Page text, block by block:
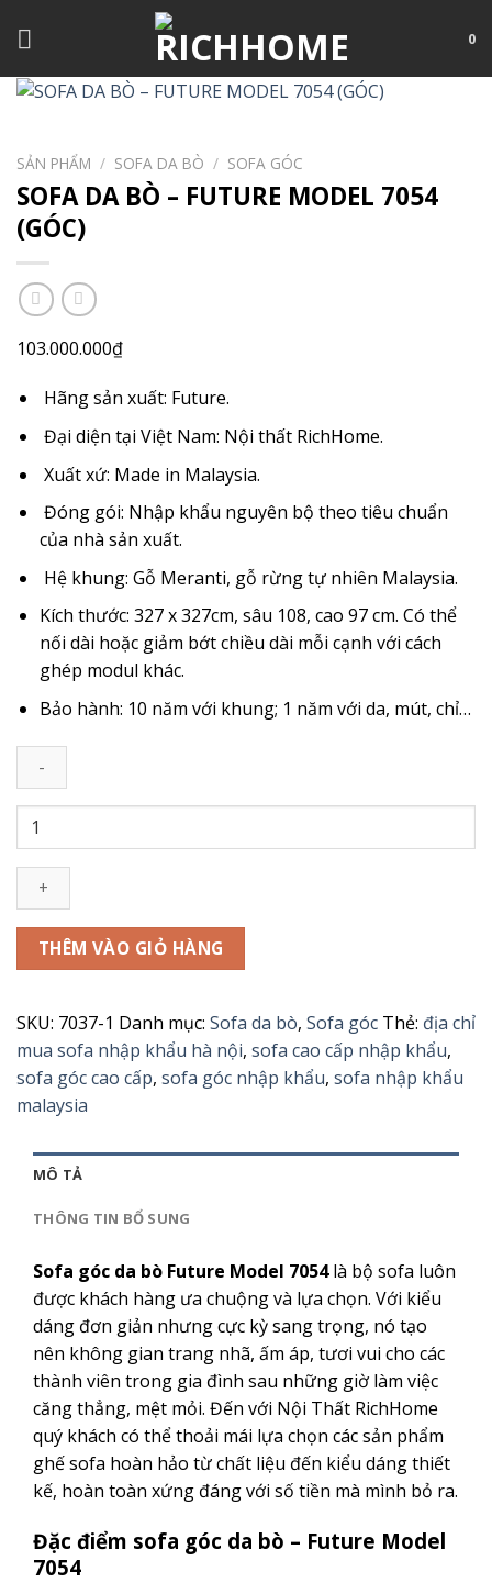
đến
dung
0
SẢN PHẨM / SOFA DA BÒ / SOFA GÓC
SOFA DA BÒ – FUTURE MODEL 7054
(GÓC)
103.000.000₫
Hãng sản xuất: Future.
Đại diện tại Việt Nam: Nội thất RichHome.
Xuất xứ: Made in Malaysia.
Đóng gói: Nhập khẩu nguyên bộ theo tiêu chuẩn
của nhà sản xuất.
Hệ khung: Gỗ Meranti, gỗ rừng tự nhiên Malaysia.
Kích thước: 327 x 327cm, sâu 108, cao 97 cm. Có thể
nối dài hoặc giảm bớt chiều dài mỗi cạnh với cách
ghép modul khác.
Bảo hành: 10 năm với khung; 1 năm với da, mút, chỉ…
SOFA
BÒ
MODEL
7054
số
lượng
THÊM VÀO GIỎ HÀNG
SKU: 7037-1 Danh mục: Sofa da bò, Sofa góc Thẻ: địa chỉ
mua sofa nhập khẩu hà nội, sofa cao cấp nhập khẩu,
sofa góc cao cấp, sofa góc nhập khẩu, sofa nhập khẩu
malaysia
MÔ TẢ
THÔNG TIN BỔ SUNG
Sofa góc da bò Future Model 7054là bộ sofa luôn
được khách hàng ưa chuộng và lựa chọn. Với kiểu
dáng đơn giản nhưng cực kỳ sang trọng, nó tạo
nên không gian trang nhã, ấm áp, tươi vui cho các
thành viên trong gia đình sau những giờ làm việc
căng thẳng, mệt mỏi. Đến với Nội Thất RichHome
quý khách có thể thoải mái lựa chọn các sản phẩm
ghế sofa hoàn hảo từ chất liệu đến kiểu dáng thiết
kế, hoàn toàn xứng đáng với số tiền mà mình bỏ ra.
Đặc điểm sofa góc da bò – Future Model
7054